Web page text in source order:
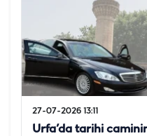
27-07-2026 13:11
Urfa’da tarihi